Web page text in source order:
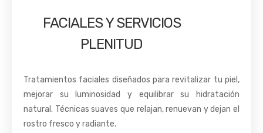
FACIALES Y SERVICIOS
PLENITUD
Tratamientos faciales diseñados para revitalizar tu piel,
mejorar su luminosidad y equilibrar su hidratación
natural. Técnicas suaves que relajan, renuevan y dejan el
rostro fresco y radiante.